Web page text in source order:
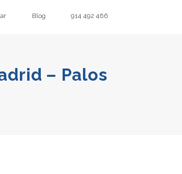
Blog 914 492 466
– Palos